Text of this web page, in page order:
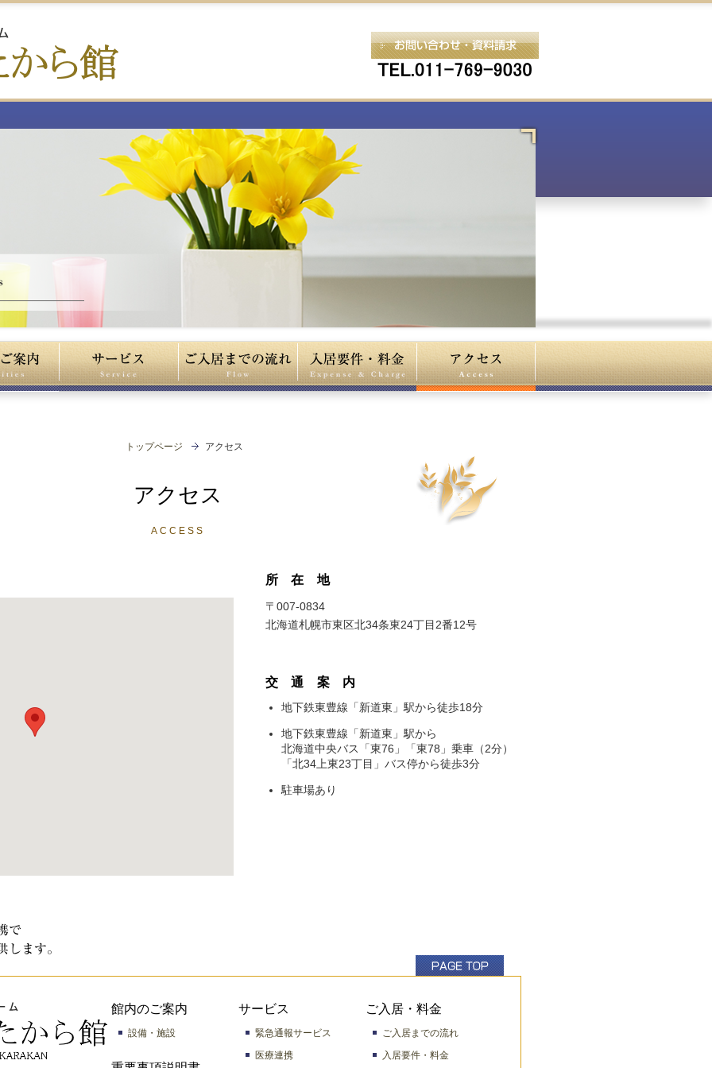
トップページ アクセス
アクセス
ACCESS
所在地
〒007-0834
北海道札幌市東区北34条東24丁目2番12号
交通案内
地下鉄東豊線「新道東」駅から徒歩18分
地下鉄東豊線「新道東」駅から
北海道中央バス「東76」「東78」乗車（2分）
「北34上東23丁目」バス停から徒歩3分
駐車場あり
館内のご案内
設備・施設
サービス
緊急通報サービス
医療連携
ご入居・料金
ご入居までの流れ
入居要件・料金